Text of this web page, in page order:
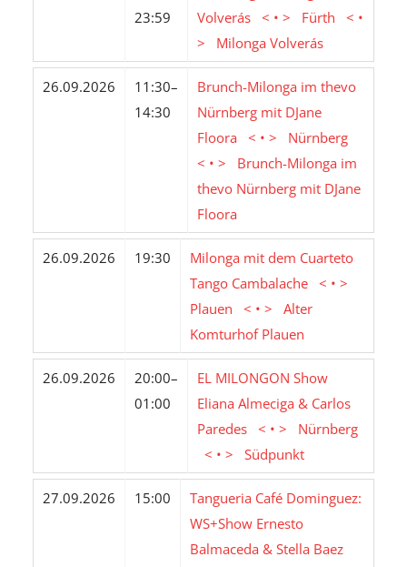
23:59
Volverás < • > Fürth < •
> Milonga Volverás
26.09.2026
11:30–
14:30
Brunch-Milonga im thevo
Nürnberg mit DJane
Floora < • > Nürnberg
< • > Brunch-Milonga im
thevo Nürnberg mit DJane
Floora
26.09.2026 19:30
Milonga mit dem Cuarteto
Tango Cambalache < • >
Plauen < • > Alter
Komturhof Plauen
26.09.2026
20:00–
01:00
EL MILONGON Show
Eliana Almeciga & Carlos
Paredes < • > Nürnberg
< • > Südpunkt
27.09.2026 15:00
Tangueria Café Dominguez:
WS+Show Ernesto
Balmaceda & Stella Baez